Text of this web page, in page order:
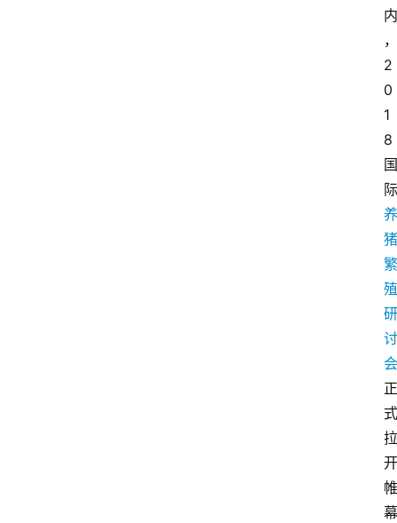
内
，
2
0
1
8
国
际
养
猪
繁
殖
研
讨
会
正
式
拉
开
帷
幕